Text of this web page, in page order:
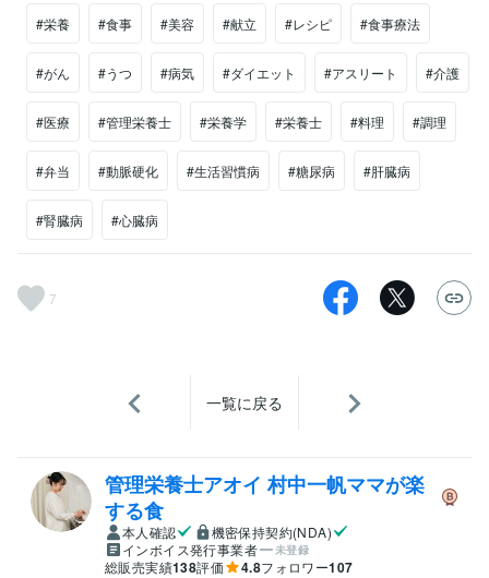
#栄養 #食事 #美容 #献立 #レシピ #食事療法
#がん #うつ #病気 #ダイエット #アスリート #介護
#医療 #管理栄養士 #栄養学 #栄養士 #料理 #調理
#弁当 #動脈硬化 #生活習慣病 #糖尿病 #肝臓病
#腎臓病 #心臓病
7
一覧に戻る
管理栄養士アオイ 村中一帆ママが楽
する食
本人確認
機密保持契約(NDA)
インボイス発行事業者
未登録
総販売実績138評価 4.8フォロワー107